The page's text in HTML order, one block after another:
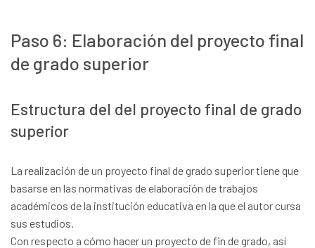
Paso 6: Elaboración del proyecto final
de grado superior
Estructura del del proyecto final de grado
superior
La realización de un proyecto final de grado superior tiene que
basarse en las normativas de elaboración de trabajos
académicos de la institución educativa en la que el autor cursa
sus estudios.
Con respecto a cómo hacer un proyecto de fin de grado, así